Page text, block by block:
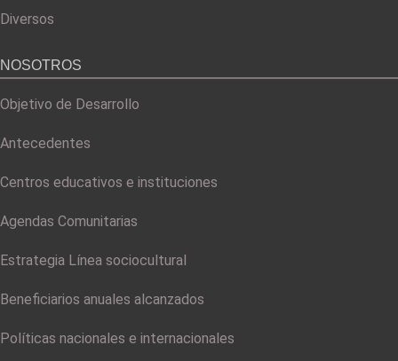
Diversos
NOSOTROS
Objetivo de Desarrollo
Antecedentes
Centros educativos e instituciones
Agendas Comunitarias
Estrategia Línea sociocultural
Beneficiarios anuales alcanzados
Políticas nacionales e internacionales